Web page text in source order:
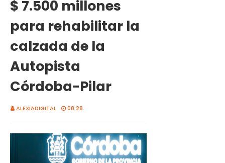
$ 7.500 millones
para rehabilitar la
calzada de la
Autopista
Córdoba-Pilar
ALEXIADIGITAL 08:28